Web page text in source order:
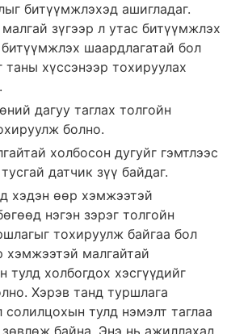
битүүмжлэхэд ашигладаг.
зүгээр л утас битүүмжлэх
шаардлагатай бол
таны хүссэнээр тохируулах
дагуу таглах толгойн
болно.
холбосон дугуйг гэмтлээс
датчик зүү байдаг.
хэдэн өөр хэмжээтэй
нэгэн зэрэг толгойн
тохируулж байгаа бол
хэмжээтэй малгайтай
тулд холбогдох хэсгүүдийг
Хэрэв танд туршлага
солилцохын тулд нэмэлт таглаа